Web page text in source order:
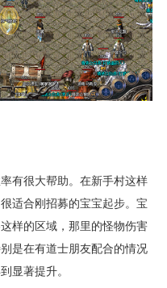
有很大帮助。在新手村这样
适合刚招募的宝宝起步。宝
样的区域，那里的怪物伤害
是在有道士朋友配合的情况
显著提升。